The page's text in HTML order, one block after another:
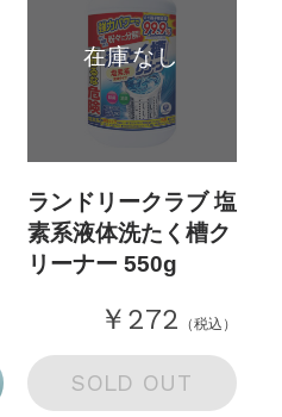
在庫なし
ランドリークラブ 塩
素系液体洗たく槽ク
リーナー 550g
￥272 （税込）
SOLD OUT